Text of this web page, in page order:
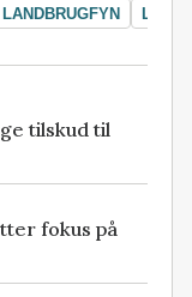
LANDBRUGFYN
tilskud til
fokus på